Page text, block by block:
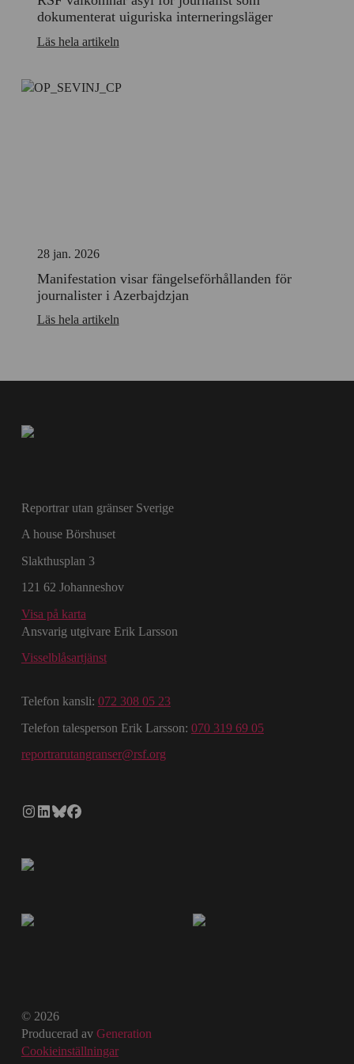
dokumenterat uiguriska interneringsläger
Läs hela artikeln
28 jan. 2026
Manifestation visar fängelseförhållanden för
journalister i Azerbajdzjan
Läs hela artikeln
Reportrar utan gränser Sverige
A house Börshuset
Slakthusplan 3
121 62 Johanneshov
Visa på karta
Ansvarig utgivare Erik Larsson
Visselblåsartjänst
Telefon kansli: 072 308 05 23
Telefon talesperson Erik Larsson: 070 319 69 05
reportrarutangranser@rsf.org
© 2026
Producerad av Generation
Cookieinställningar